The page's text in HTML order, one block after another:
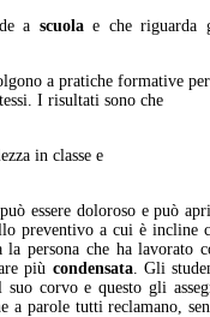
a scuolae che riguarda
a pratiche formative
I risultati sono che
in classe e
essere doloroso e può
preventivo a cui è incline
persona che ha lavorato
più condensata. Gli
corvo e questo gli
a parole tutti reclamano,